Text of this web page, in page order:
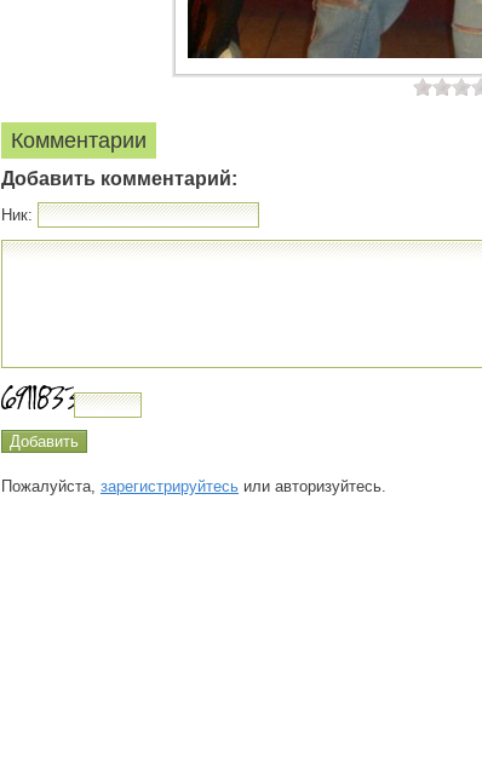
Комментарии
Добавить комментарий:
Ник:
Пожалуйста, зарегистрируйтесь или авторизуйтесь.